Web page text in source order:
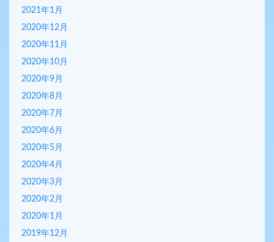
2021年1月
2020年12月
2020年11月
2020年10月
2020年9月
2020年8月
2020年7月
2020年6月
2020年5月
2020年4月
2020年3月
2020年2月
2020年1月
2019年12月